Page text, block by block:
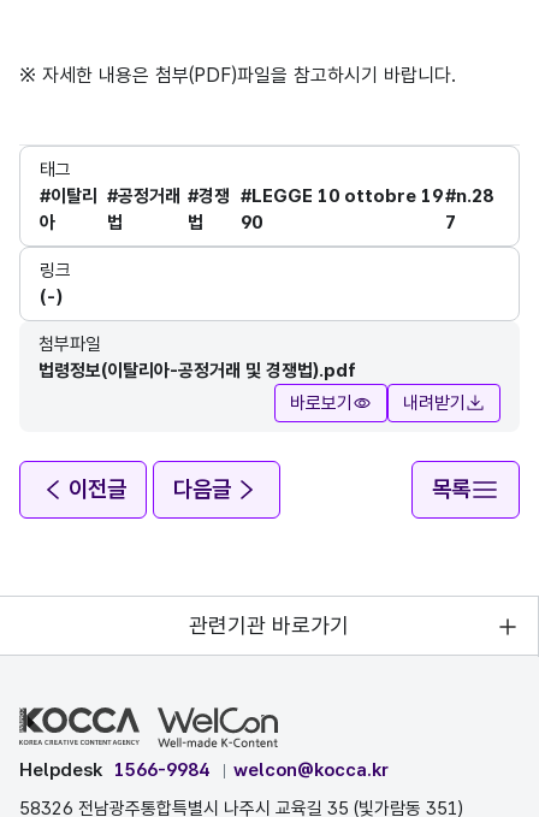
※ 자세한 내용은 첨부(PDF)파일을 참고하시기 바랍니다.
태그
#이탈리
아
#공정거래
법
#경쟁
법
#LEGGE 10 ottobre 19
90
#n.28
7
링크
(-)
첨부파일
법령정보(이탈리아-공정거래 및 경쟁법).pdf
바로보기
내려받기
이전글 다음글 목록
관련기관 바로가기
Helpdesk 1566-9984
welcon@kocca.kr
58326 전남광주통합특별시 나주시 교육길 35 (빛가람동 351)